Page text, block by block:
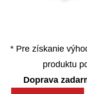
* Pre získanie
produktu
Doprava